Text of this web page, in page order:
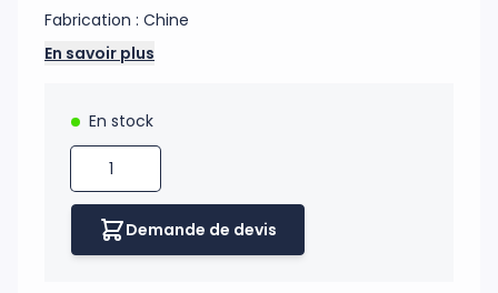
Fabrication : Chine
En savoir plus
En stock
Quantité
Demande de devis